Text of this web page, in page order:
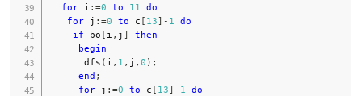
for i :=0 to 11
do
for j :=0 to c [ 13] - 1
do
if bo [ i , j ]
then
begin
      dfs
( i , 1 , j , 0 ) ;
end ;
for j :=0 to c [ 13] - 1
do